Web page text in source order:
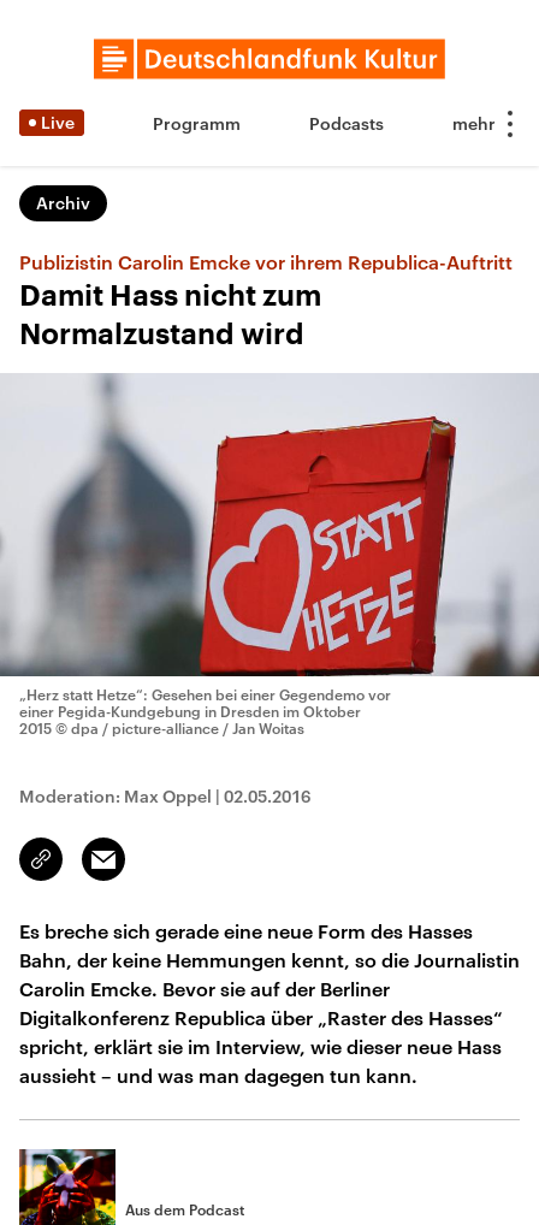
Live Programm Podcasts
Archiv
Publizistin Carolin Emcke vor ihrem Republica-Auftritt
Damit Hass nicht zum
Normalzustand wird
„Herz statt Hetze“: Gesehen bei einer Gegendemo vor
einer Pegida-Kundgebung in Dresden im Oktober
2015 © dpa / picture-alliance / Jan Woitas
Moderation: Max Oppel | 02.05.2016
Link
kopieren/teilen
Email
Es breche sich gerade eine neue Form des Hasses
Bahn, der keine Hemmungen kennt, so die Journalistin
Carolin Emcke. Bevor sie auf der Berliner
Digitalkonferenz Republica über „Raster des Hasses“
spricht, erklärt sie im Interview, wie dieser neue Hass
aussieht – und was man dagegen tun kann.
Aus dem Podcast